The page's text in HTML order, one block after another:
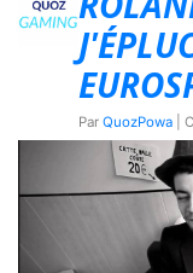
Par QuozPowa |